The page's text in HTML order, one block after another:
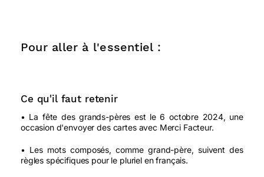
Pour aller à l'essentiel :
Ce qu'il faut retenir
• La fête des grands-pères est le 6 octobre 2024, une
occasion d'envoyer des cartes avec Merci Facteur.
• Les mots composés, comme grand-père, suivent des
règles spécifiques pour le pluriel en français.